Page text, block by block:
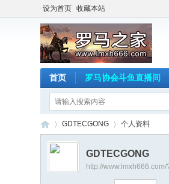
设为首页 收藏本站
首页 罗马协会斗鱼直播间
›
GDTECGONG 个人资料
GDTECGONG
http://